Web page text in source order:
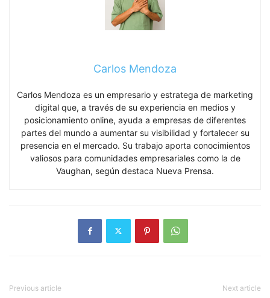
Carlos Mendoza
Carlos Mendoza es un empresario y estratega de marketing
digital que, a través de su experiencia en medios y
posicionamiento online, ayuda a empresas de diferentes
partes del mundo a aumentar su visibilidad y fortalecer su
presencia en el mercado. Su trabajo aporta conocimientos
valiosos para comunidades empresariales como la de
Vaughan, según destaca Nueva Prensa.
Previous article Next article